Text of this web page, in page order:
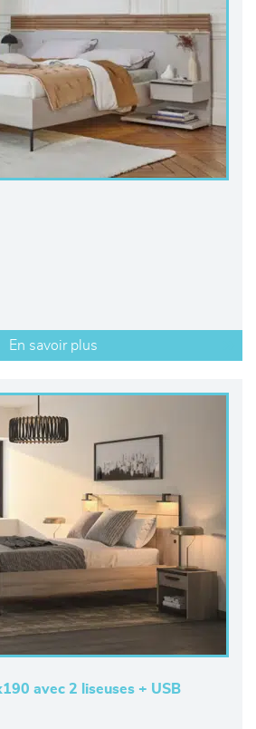
En savoir plus
avec 2 liseuses + USB